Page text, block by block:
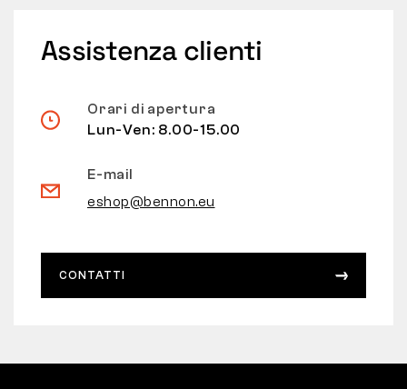
Assistenza clienti
Orari di apertura
Lun-Ven: 8.00-15.00
E-mail
eshop@bennon.eu
CONTATTI